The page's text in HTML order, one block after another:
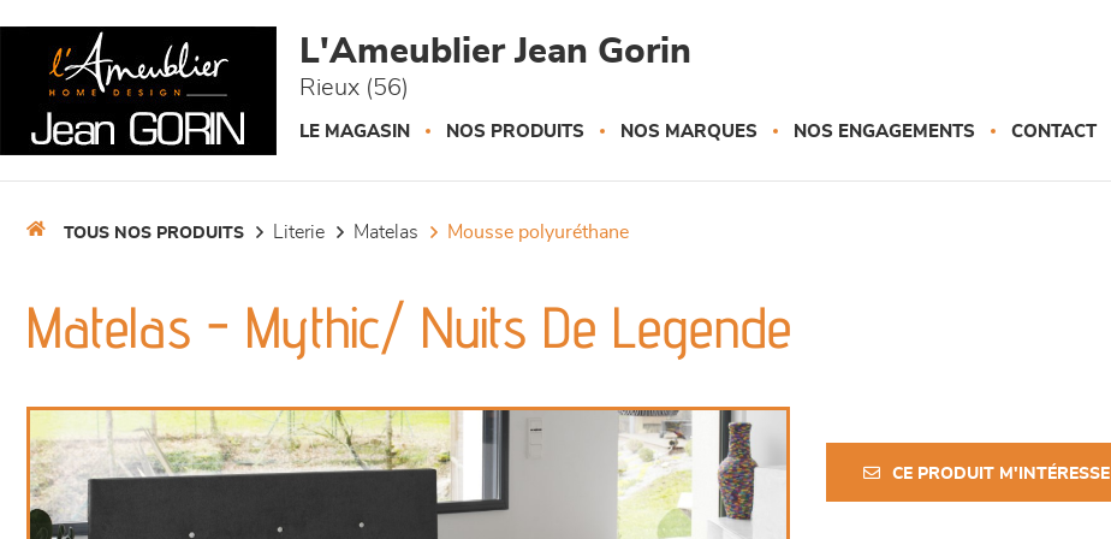
L'Ameublier Jean Gorin
Rieux (56)
LE MAGASIN NOS PRODUITS NOS MARQUES NOS ENGAGEMENTS CONTACT
TOUS NOS PRODUITS literie matelas mousse polyuréthane
Matelas - Mythic/ Nuits De Legende
CE PRODUIT M'INTÉRESSE